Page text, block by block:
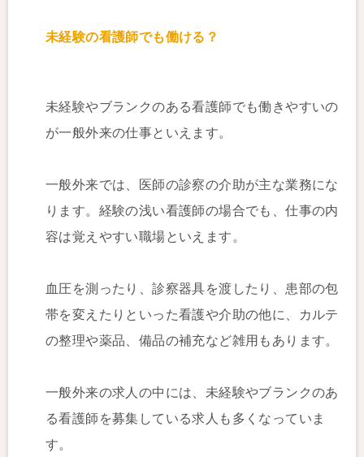
未経験の看護師でも働ける？
未経験やブランクのある看護師でも働きやすいの
が一般外来の仕事といえます。
一般外来では、医師の診察の介助が主な業務にな
ります。経験の浅い看護師の場合でも、仕事の内
容は覚えやすい職場といえます。
血圧を測ったり、診察器具を渡したり、患部の包
帯を変えたりといった看護や介助の他に、カルテ
の整理や薬品、備品の補充など雑用もあります。
一般外来の求人の中には、未経験やブランクのあ
る看護師を募集している求人も多くなっていま
す。